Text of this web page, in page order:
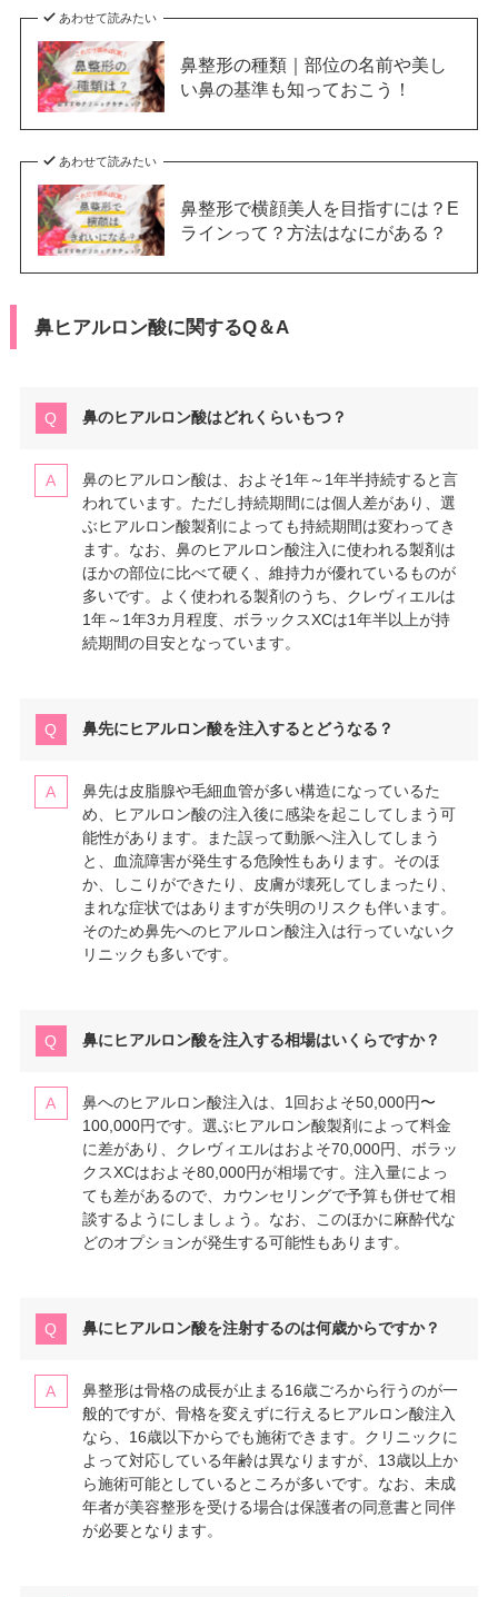
あわせて読みたい
鼻整形の種類｜部位の名前や美し
い鼻の基準も知っておこう！
あわせて読みたい
鼻整形で横顔美人を目指すには？E
ラインって？方法はなにがある？
鼻ヒアルロン酸に関するQ＆A
鼻のヒアルロン酸はどれくらいもつ？
鼻のヒアルロン酸は、およそ1年～1年半持続すると言
われています。ただし持続期間には個人差があり、選
ぶヒアルロン酸製剤によっても持続期間は変わってき
ます。なお、鼻のヒアルロン酸注入に使われる製剤は
ほかの部位に比べて硬く、維持力が優れているものが
多いです。よく使われる製剤のうち、クレヴィエルは
1年～1年3カ月程度、ボラックスXCは1年半以上が持
続期間の目安となっています。
鼻先にヒアルロン酸を注入するとどうなる？
鼻先は皮脂腺や毛細血管が多い構造になっているた
め、ヒアルロン酸の注入後に感染を起こしてしまう可
能性があります。また誤って動脈へ注入してしまう
と、血流障害が発生する危険性もあります。そのほ
か、しこりができたり、皮膚が壊死してしまったり、
まれな症状ではありますが失明のリスクも伴います。
そのため鼻先へのヒアルロン酸注入は行っていないク
リニックも多いです。
鼻にヒアルロン酸を注入する相場はいくらですか？
鼻へのヒアルロン酸注入は、1回およそ50,000円〜
100,000円です。選ぶヒアルロン酸製剤によって料金
に差があり、クレヴィエルはおよそ70,000円、ボラッ
クスXCはおよそ80,000円が相場です。注入量によっ
ても差があるので、カウンセリングで予算も併せて相
談するようにしましょう。なお、このほかに麻酔代な
どのオプションが発生する可能性もあります。
鼻にヒアルロン酸を注射するのは何歳からですか？
鼻整形は骨格の成長が止まる16歳ごろから行うのが一
般的ですが、骨格を変えずに行えるヒアルロン酸注入
なら、16歳以下からでも施術できます。クリニックに
よって対応している年齢は異なりますが、13歳以上か
ら施術可能としているところが多いです。なお、未成
年者が美容整形を受ける場合は保護者の同意書と同伴
が必要となります。